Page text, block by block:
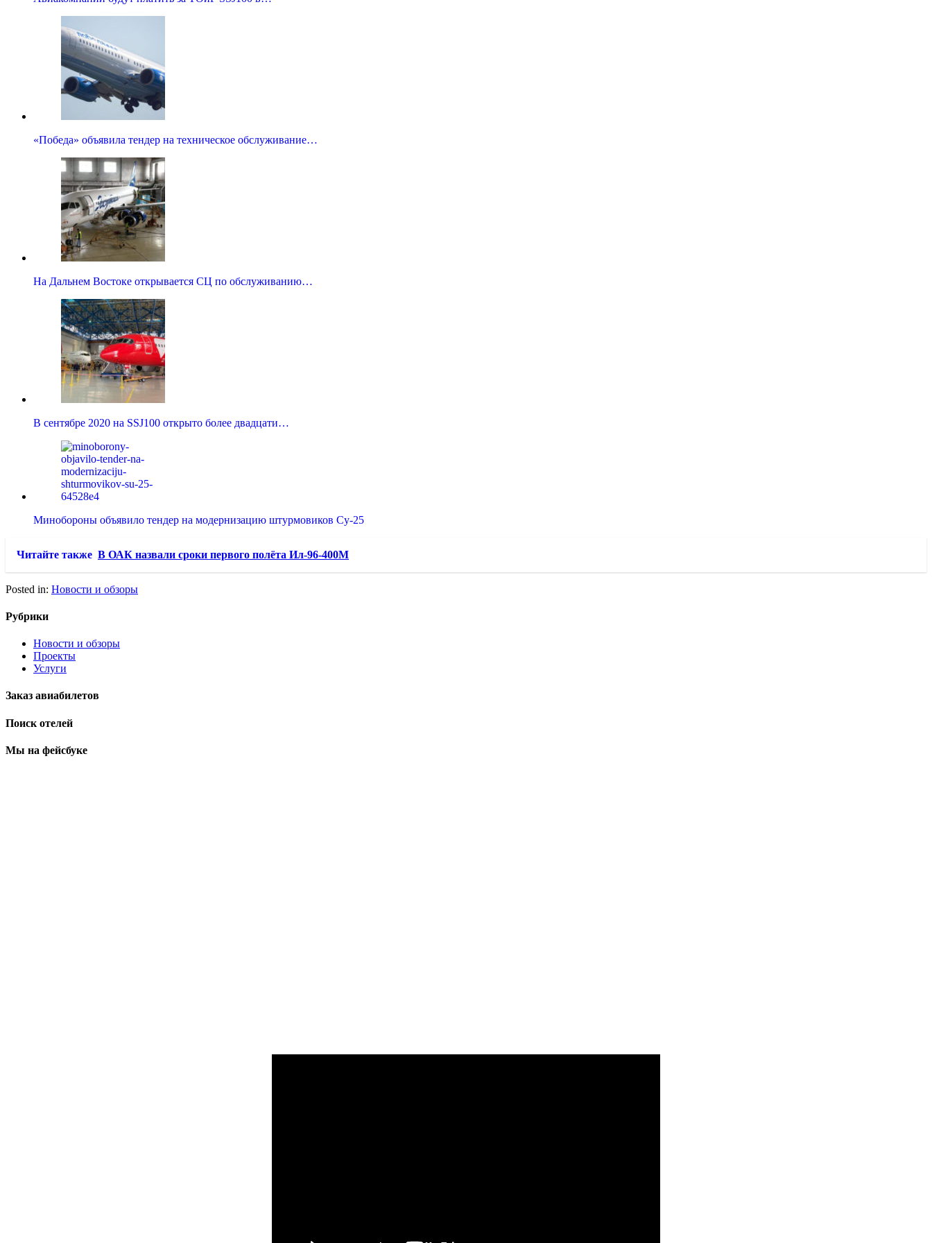
«Победа» объявила тендер на техническое обслуживание…
На Дальнем Востоке открывается СЦ по обслуживанию…
В сентябре 2020 на SSJ100 открыто более двадцати…
Минобороны объявило тендер на модернизацию штурмовиков Су-25
Читайте также В ОАК назвали сроки первого полёта Ил-96-400М
Posted in: Новости и обзоры
Рубрики
Новости и обзоры
Проекты
Услуги
Заказ авиабилетов
Поиск отелей
Мы на фейсбуке